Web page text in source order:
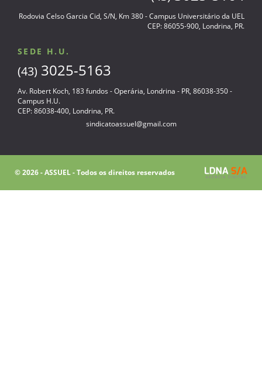
Rodovia Celso Garcia Cid, S/N, Km 380 - Campus Universitário da UEL
CEP: 86055-900, Londrina, PR.
SEDE H.U.
(43) 3025-5163
Av. Robert Koch, 183 fundos - Operária, Londrina - PR, 86038-350 -
Campus H.U.
CEP: 86038-400, Londrina, PR.
sindicatoassuel@gmail.com
© 2026 - ASSUEL - Todos os direitos reservados